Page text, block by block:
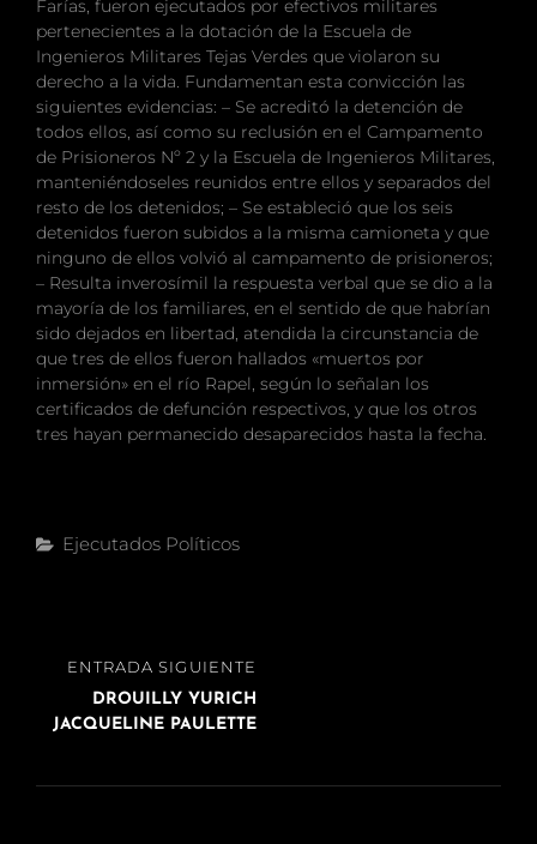
Farías, fueron ejecutados por efectivos militares
pertenecientes a la dotación de la Escuela de
Ingenieros Militares Tejas Verdes que violaron su
derecho a la vida. Fundamentan esta convicción las
siguientes evidencias: – Se acreditó la detención de
todos ellos, así como su reclusión en el Campamento
de Prisioneros Nº 2 y la Escuela de Ingenieros Militares,
manteniéndoseles reunidos entre ellos y separados del
resto de los detenidos; – Se estableció que los seis
detenidos fueron subidos a la misma camioneta y que
ninguno de ellos volvió al campamento de prisioneros;
– Resulta inverosímil la respuesta verbal que se dio a la
mayoría de los familiares, en el sentido de que habrían
sido dejados en libertad, atendida la circunstancia de
que tres de ellos fueron hallados «muertos por
inmersión» en el río Rapel, según lo señalan los
certificados de defunción respectivos, y que los otros
tres hayan permanecido desaparecidos hasta la fecha.
Categorías
Ejecutados Políticos
Navegación
entradas
ENTRADA
SIGUIENTE
ENTRADA SIGUIENTE
DROUILLY YURICH
JACQUELINE PAULETTE